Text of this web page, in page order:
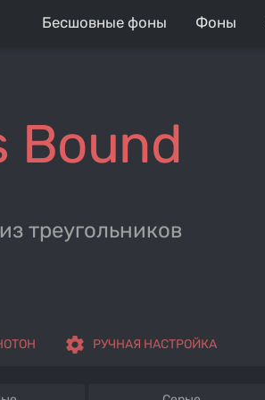
Бесшовные фоны Фоны
Bound
треугольников
settings РУЧНАЯ НАСТРОЙКА